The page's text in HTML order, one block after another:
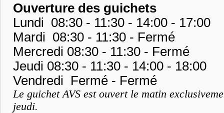
Ouverture des guichets
Lundi 08:30 - 11:30 - 14:00 - 17:00
Mardi 08:30 - 11:30 - Fermé
Mercredi 08:30 - 11:30 - Fermé
Jeudi 08:30 - 11:30 - 14:00 - 18:00
Vendredi Fermé - Fermé
Le guichet AVS est ouvert le matin
jeudi.